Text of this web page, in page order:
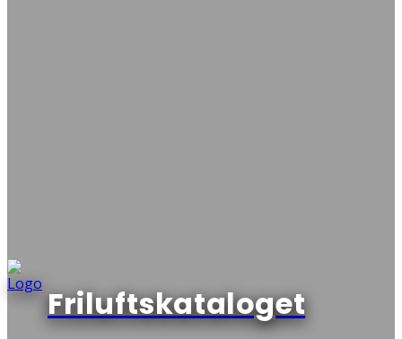
Friluftskataloget